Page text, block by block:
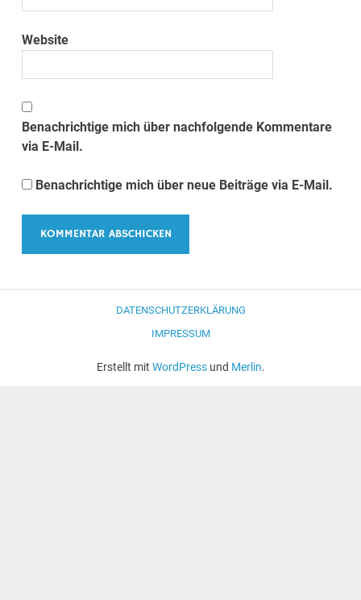
Website
Benachrichtige mich über nachfolgende Kommentare
via E-Mail.
Benachrichtige mich über neue Beiträge via E-Mail.
DATENSCHUTZERKLÄRUNG
IMPRESSUM
Erstellt mit WordPressund Merlin.